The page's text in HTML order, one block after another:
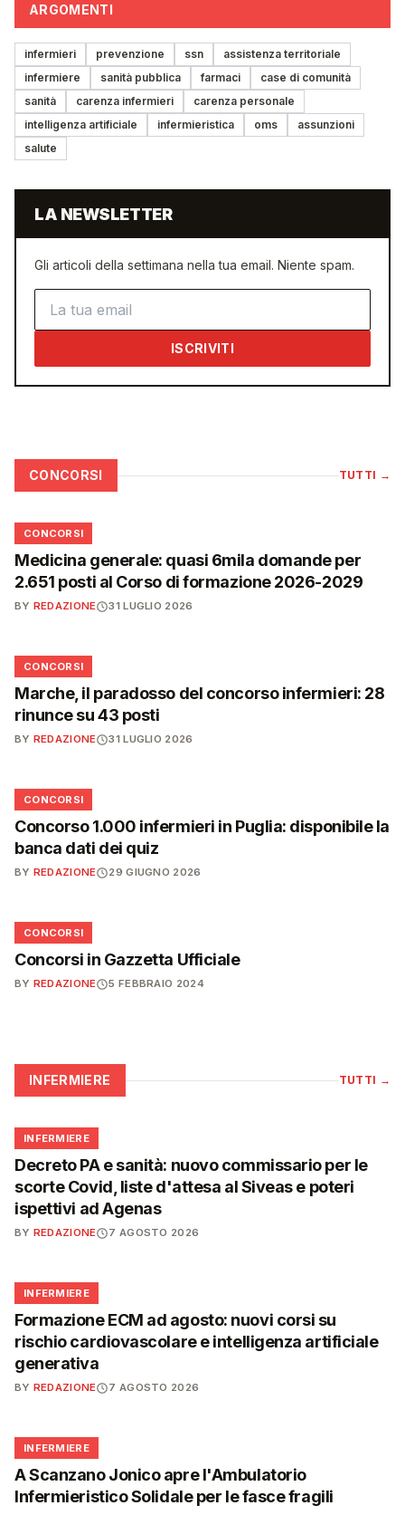
ARGOMENTI
infermieri prevenzione ssn
assistenza territoriale
infermiere
sanità pubblica farmaci
case di comunità
sanità
carenza infermieri
carenza personale
intelligenza artificiale
infermieristica oms
assunzioni
salute
LA NEWSLETTER
Gli articoli della settimana nella tua email. Niente spam.
ISCRIVITI
CONCORSI TUTTI →
📋
CONCORSI
Medicina generale: quasi 6mila domande per
2.651 posti al Corso di formazione 2026-2029
BY REDAZIONE 31 LUGLIO 2026
📋
CONCORSI
Marche, il paradosso del concorso infermieri: 28
rinunce su 43 posti
BY REDAZIONE 31 LUGLIO 2026
📋
CONCORSI
Concorso 1.000 infermieri in Puglia: disponibile la
banca dati dei quiz
BY REDAZIONE 29 GIUGNO 2026
📋
CONCORSI
Concorsi in Gazzetta Ufficiale
BY REDAZIONE 5 FEBBRAIO 2024
INFERMIERE TUTTI →
🩺
INFERMIERE
Decreto PA e sanità: nuovo commissario per le
scorte Covid, liste d'attesa al Siveas e poteri
ispettivi ad Agenas
BY REDAZIONE 7 AGOSTO 2026
🩺
INFERMIERE
Formazione ECM ad agosto: nuovi corsi su
rischio cardiovascolare e intelligenza artificiale
generativa
BY REDAZIONE 7 AGOSTO 2026
🩺
INFERMIERE
A Scanzano Jonico apre l'Ambulatorio
Infermieristico Solidale per le fasce fragili